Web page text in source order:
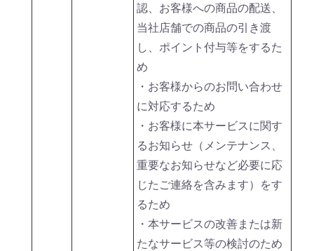
認、お客様への商品の配送、
当社店舗での商品の引き渡
し、ポイント付与等をするた
め
・お客様からのお問い合わせ
に対応するため
・お客様に本サービスに関す
るお知らせ（メンテナンス、
重要なお知らせなど必要に応
じたご連絡を含みます）をす
るため
・本サービスの改善または新
たなサービス等の検討のため